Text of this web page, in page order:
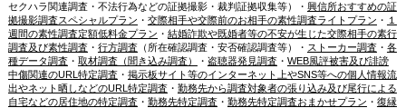
セクハラ関連調査・不法行為などの証拠撮影・裁判証拠収集等）・ 興信所おすすめの証
拠撮影調査スペシャルプラン ・ 交際相手や交際前のお相手の素性調査ライトプラン ・ １
週間の素性調査定額低料金プラン ・ 結婚詐欺や既婚者等の不安が生じた交際相手の素行
調査及び素性調査・ 行方調査（所在確認調査・安否確認調査等）・ ストーカー調査・ 各
種データ調査・ 取材調査（聞き込み調査） ・ 盗聴器発見調査・ WEB風評被害及び誹謗
中傷関連のURL特定調査・ 掲示板サイト等のインターネット上やSNS等への個人情報流
出やネット晒しなどのURL特定調査・ 勤務先から調査対象者の張り込み及び尾行による
自宅などの居住地の特定調査・ 勤務先特定調査・ 勤務先特定調査おまかせプラン ・ 復縁